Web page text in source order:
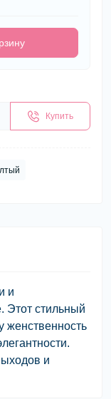
Купить
и
Этот стильный
женственность
и